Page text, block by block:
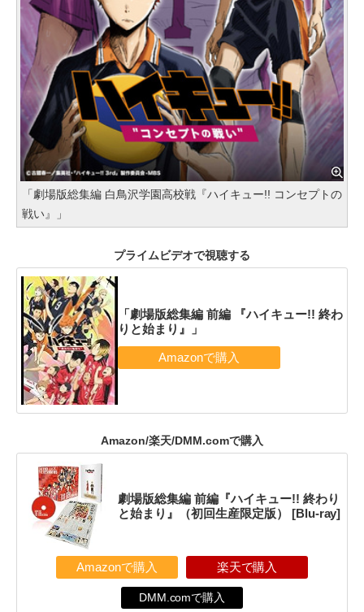
「劇場版総集編 白鳥沢学園高校戦『ハイキュー!! コンセプトの
戦い』」
プライムビデオで視聴する
「劇場版総集編 前編 『ハイキュー!! 終わ
りと始まり』」
Amazon/楽天/DMM.comで購入
劇場版総集編 前編『ハイキュー!! 終わり
と始まり』（初回生産限定版） [Blu-ray]
Amazonで購入 楽天で購入
DMM.comで購入